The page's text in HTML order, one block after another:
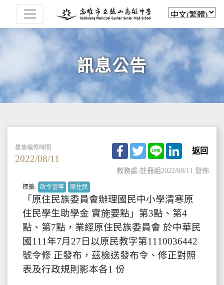
訊息公告
最後編修時間
2022/08/11
Facebook
TwitterLine LinkedIn
返回
教務處-註冊組2022/08/11 發佈
標籤: 政令宣導 原住民
「原住民族委員會辦理國民中小學清寒原
住民學生助學金 實施要點」第3點、第4
點、第7點，業經原住民族委員會 於中華民
國111年7月27日以原民教字第1110036442
號令修 正發布，茲檢送發布令、修正對照
表及行政規則影本各1 份